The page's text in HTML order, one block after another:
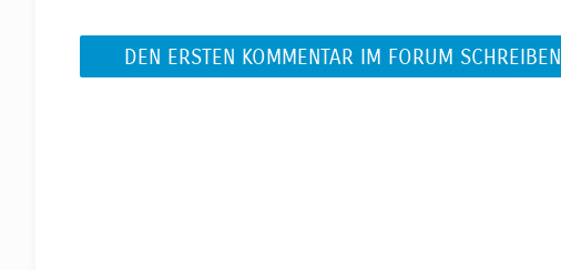
DEN ERSTEN KOMMENTAR IM FORUM SCHREIBEN